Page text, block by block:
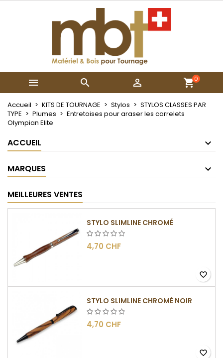
   0
Accueil KITS DE TOURNAGE Stylos
STYLOS CLASSES PAR
TYPE
Plumes
Entretoises pour araser les carrelets
Olympian Elite
ACCUEIL
MARQUES
MEILLEURES VENTES
STYLO SLIMLINE CHROMÉ
4,70 CHF
favorite_border
STYLO SLIMLINE CHROMÉ NOIR
4,70 CHF
favorite_border
Mes listes
Créer une nouvelle liste
Créer une liste d'envies
Connexion
Vous devez être connecté pour ajouter des produits
à votre liste d'envies.
Annuler Connexion